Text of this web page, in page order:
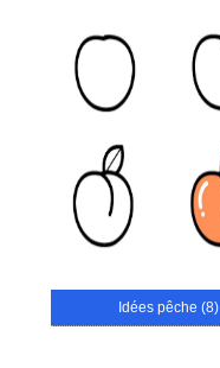
Idées pêche (8)